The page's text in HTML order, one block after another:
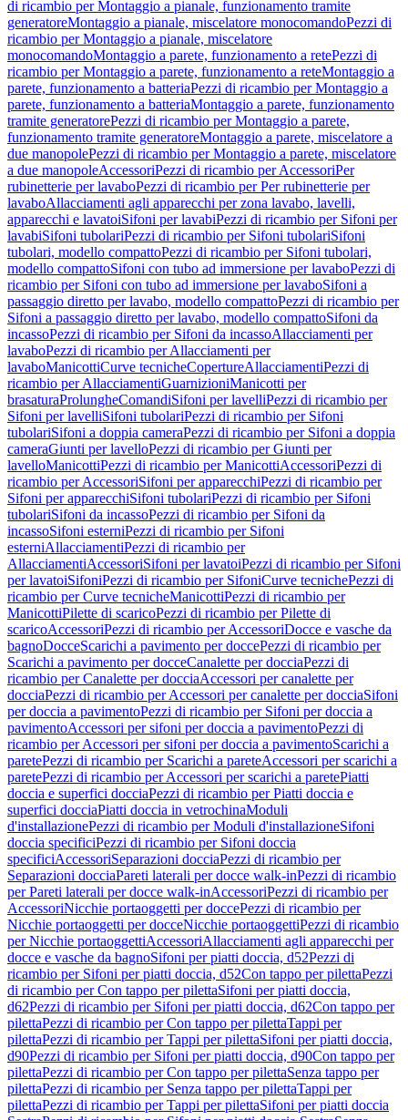
di ricambio per Montaggio a pianale, funzionamento tramite
generatoreMontaggio a pianale, miscelatore monocomandoPezzi di
ricambio per Montaggio a pianale, miscelatore
monocomandoMontaggio a parete, funzionamento a retePezzi di
ricambio per Montaggio a parete, funzionamento a reteMontaggio a
parete, funzionamento a batteriaPezzi di ricambio per Montaggio a
parete, funzionamento a batteriaMontaggio a parete, funzionamento
tramite generatorePezzi di ricambio per Montaggio a parete,
funzionamento tramite generatoreMontaggio a parete, miscelatore a
due manopolePezzi di ricambio per Montaggio a parete, miscelatore
a due manopoleAccessoriPezzi di ricambio per AccessoriPer
rubinetterie per lavaboPezzi di ricambio per Per rubinetterie per
lavaboAllacciamenti agli apparecchi per zona lavabo, lavelli,
apparecchi e lavatoiSifoni per lavabiPezzi di ricambio per Sifoni per
lavabiSifoni tubolariPezzi di ricambio per Sifoni tubolariSifoni
tubolari, modello compattoPezzi di ricambio per Sifoni tubolari,
modello compattoSifoni con tubo ad immersione per lavaboPezzi di
ricambio per Sifoni con tubo ad immersione per lavaboSifoni a
passaggio diretto per lavabo, modello compattoPezzi di ricambio per
Sifoni a passaggio diretto per lavabo, modello compattoSifoni da
incassoPezzi di ricambio per Sifoni da incassoAllacciamenti per
lavaboPezzi di ricambio per Allacciamenti per
lavaboManicottiCurve tecnicheCopertureAllacciamentiPezzi di
ricambio per AllacciamentiGuarnizioniManicotti per
brasaturaProlungheComandiSifoni per lavelliPezzi di ricambio per
Sifoni per lavelliSifoni tubolariPezzi di ricambio per Sifoni
tubolariSifoni a doppia cameraPezzi di ricambio per Sifoni a doppia
cameraGiunti per lavelloPezzi di ricambio per Giunti per
lavelloManicottiPezzi di ricambio per ManicottiAccessoriPezzi di
ricambio per AccessoriSifoni per apparecchiPezzi di ricambio per
Sifoni per apparecchiSifoni tubolariPezzi di ricambio per Sifoni
tubolariSifoni da incassoPezzi di ricambio per Sifoni da
incassoSifoni esterniPezzi di ricambio per Sifoni
esterniAllacciamentiPezzi di ricambio per
AllacciamentiAccessoriSifoni per lavatoiPezzi di ricambio per Sifoni
per lavatoiSifoniPezzi di ricambio per SifoniCurve tecnichePezzi di
ricambio per Curve tecnicheManicottiPezzi di ricambio per
ManicottiPilette di scaricoPezzi di ricambio per Pilette di
scaricoAccessoriPezzi di ricambio per AccessoriDocce e vasche da
bagnoDocceScarichi a pavimento per doccePezzi di ricambio per
Scarichi a pavimento per docceCanalette per docciaPezzi di
ricambio per Canalette per docciaAccessori per canalette per
docciaPezzi di ricambio per Accessori per canalette per docciaSifoni
per doccia a pavimentoPezzi di ricambio per Sifoni per doccia a
pavimentoAccessori per sifoni per doccia a pavimentoPezzi di
ricambio per Accessori per sifoni per doccia a pavimentoScarichi a
paretePezzi di ricambio per Scarichi a pareteAccessori per scarichi a
paretePezzi di ricambio per Accessori per scarichi a paretePiatti
doccia e superfici docciaPezzi di ricambio per Piatti doccia e
superfici docciaPiatti doccia in vetrochinaModuli
d'installazionePezzi di ricambio per Moduli d'installazioneSifoni
doccia specificiPezzi di ricambio per Sifoni doccia
specificiAccessoriSeparazioni docciaPezzi di ricambio per
Separazioni docciaPareti laterali per docce walk-inPezzi di ricambio
per Pareti laterali per docce walk-inAccessoriPezzi di ricambio per
AccessoriNicchie portaoggetti per doccePezzi di ricambio per
Nicchie portaoggetti per docceNicchie portaoggettiPezzi di ricambio
per Nicchie portaoggettiAccessoriAllacciamenti agli apparecchi per
docce e vasche da bagnoSifoni per piatti doccia, d52Pezzi di
ricambio per Sifoni per piatti doccia, d52Con tappo per pilettaPezzi
di ricambio per Con tappo per pilettaSifoni per piatti doccia,
d62Pezzi di ricambio per Sifoni per piatti doccia, d62Con tappo per
pilettaPezzi di ricambio per Con tappo per pilettaTappi per
pilettaPezzi di ricambio per Tappi per pilettaSifoni per piatti doccia,
d90Pezzi di ricambio per Sifoni per piatti doccia, d90Con tappo per
pilettaPezzi di ricambio per Con tappo per pilettaSenza tappo per
pilettaPezzi di ricambio per Senza tappo per pilettaTappi per
pilettaPezzi di ricambio per Tappi per pilettaSifoni per piatti doccia